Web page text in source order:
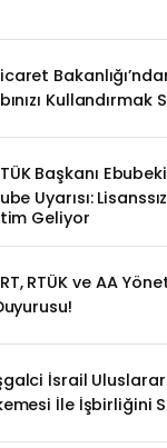
Kullandırmak
Başkanı
Uyarısı:
Geliyor
RTÜK ve AA
İsrail
İle İşbirliğini